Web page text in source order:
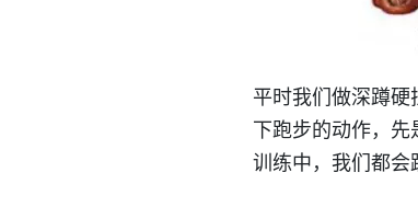
平时我们做深蹲
下跑步的动作，
训练中，我们都会